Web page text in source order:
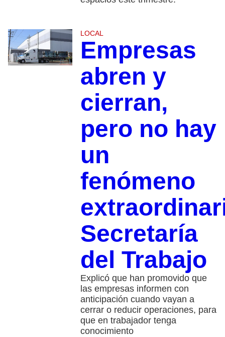
LOCAL
Empresas
abren y
cierran,
pero no hay
un
fenómeno
Secretaría
del Trabajo
Explicó que han promovido que
las empresas informen con
anticipación cuando vayan a
cerrar o reducir operaciones, para
que en trabajador tenga
conocimiento